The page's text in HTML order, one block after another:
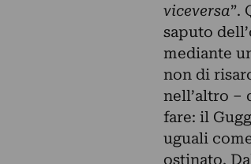
viceversa”.
saputo
mediante
non di
nell’altro –
fare: il
uguali
ostinato.